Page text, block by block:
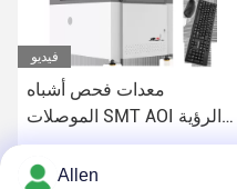
فيديو
معدات فحص أشباه
الموصلات SMT AOI الرؤية
الآلية
احصل على أفضل سعر
Allen